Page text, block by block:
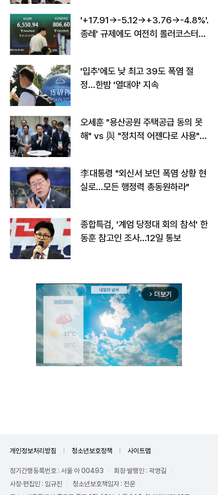
'+17.91→-5.12→+3.76→-4.8%'…'
종레' 규제에도 여전히 롤러코스터
'입추'에도 낮 최고 39도 폭염 절
정…한밤 '열대야' 지속
오세훈 "용산공원 주택공급 동의 못
해" vs 與 "정치적 어젠다로 사용"
李대통령 "외신서 보던 폭염 상황 현
실로…모든 행정력 총동원하라"
종합특검, '계엄 당정대 회의 참석' 한
동훈 참고인 조사...12일 통보
arrow_forward_ios 더보기
개인정보처리방침 청소년보호정책 사이트맵
정기간행등록번호 : 서울 아 00493
회장·발행인 : 곽영길
사장·편집인 : 임규진
청소년보호책임자 : 전운